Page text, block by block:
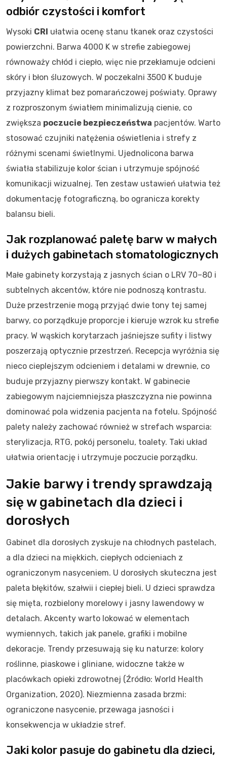
odbiór czystości i komfort
Wysoki CRI ułatwia ocenę stanu tkanek oraz czystości
powierzchni. Barwa 4000 K w strefie zabiegowej
równoważy chłód i ciepło, więc nie przekłamuje odcieni
skóry i błon śluzowych. W poczekalni 3500 K buduje
przyjazny klimat bez pomarańczowej poświaty. Oprawy
z rozproszonym światłem minimalizują cienie, co
zwiększa poczucie bezpieczeństwa pacjentów. Warto
stosować czujniki natężenia oświetlenia i strefy z
różnymi scenami świetlnymi. Ujednolicona barwa
światła stabilizuje kolor ścian i utrzymuje spójność
komunikacji wizualnej. Ten zestaw ustawień ułatwia też
dokumentację fotograficzną, bo ogranicza korekty
balansu bieli.
Jak rozplanować paletę barw w małych
i dużych gabinetach stomatologicznych
Małe gabinety korzystają z jasnych ścian o LRV 70–80 i
subtelnych akcentów, które nie podnoszą kontrastu.
Duże przestrzenie mogą przyjąć dwie tony tej samej
barwy, co porządkuje proporcje i kieruje wzrok ku strefie
pracy. W wąskich korytarzach jaśniejsze sufity i listwy
poszerzają optycznie przestrzeń. Recepcja wyróżnia się
nieco cieplejszym odcieniem i detalami w drewnie, co
buduje przyjazny pierwszy kontakt. W gabinecie
zabiegowym najciemniejsza płaszczyzna nie powinna
dominować pola widzenia pacjenta na fotelu. Spójność
palety należy zachować również w strefach wsparcia:
sterylizacja, RTG, pokój personelu, toalety. Taki układ
ułatwia orientację i utrzymuje poczucie porządku.
Jakie barwy i trendy sprawdzają
się w gabinetach dla dzieci i
dorosłych
Gabinet dla dorosłych zyskuje na chłodnych pastelach,
a dla dzieci na miękkich, ciepłych odcieniach z
ograniczonym nasyceniem. U dorosłych skuteczna jest
paleta błękitów, szałwii i ciepłej bieli. U dzieci sprawdza
się mięta, rozbielony morelowy i jasny lawendowy w
detalach. Akcenty warto lokować w elementach
wymiennych, takich jak panele, grafiki i mobilne
dekoracje. Trendy przesuwają się ku naturze: kolory
roślinne, piaskowe i gliniane, widoczne także w
placówkach opieki zdrowotnej (Źródło: World Health
Organization, 2020). Niezmienna zasada brzmi:
ograniczone nasycenie, przewaga jasności i
konsekwencja w układzie stref.
Jaki kolor pasuje do gabinetu dla dzieci,